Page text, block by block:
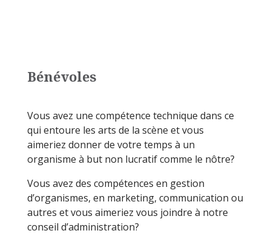
Bénévoles
Vous avez une compétence technique dans ce
qui entoure les arts de la scène et vous
aimeriez donner de votre temps à un
organisme à but non lucratif comme le nôtre?
Vous avez des compétences en gestion
d’organismes, en marketing, communication ou
autres et vous aimeriez vous joindre à notre
conseil d’administration?